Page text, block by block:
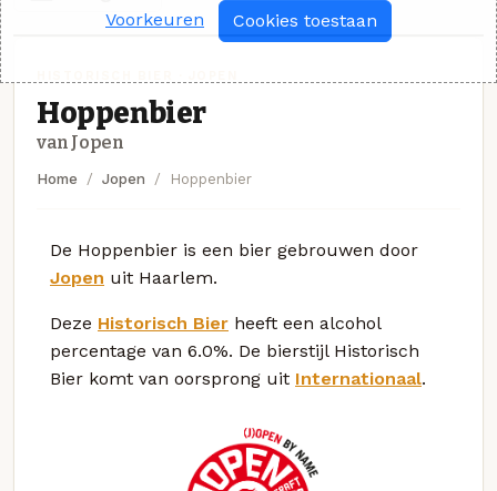
Hoppenbier
van Jopen
Home Jopen Hoppenbier
De Hoppenbier is een bier gebrouwen door
Jopen uit Haarlem.
Deze Historisch Bier heeft een alcohol
percentage van 6.0%. De bierstijl Historisch
Bier komt van oorsprong uit Internationaal.
Voorkeuren Cookies toestaan